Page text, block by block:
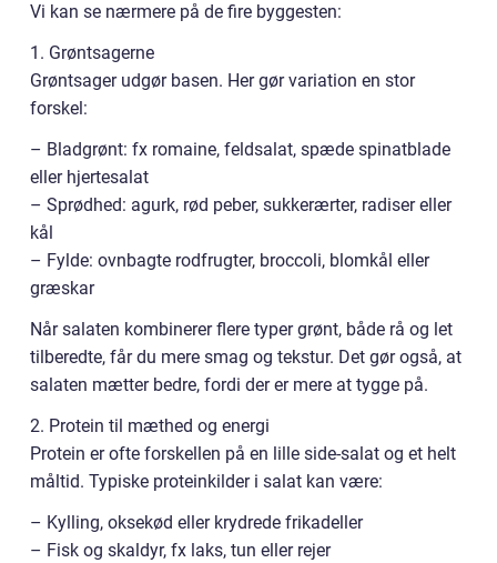
Vi kan se nærmere på de fire byggesten:
1. Grøntsagerne
Grøntsager udgør basen. Her gør variation en stor
forskel:
– Bladgrønt: fx romaine, feldsalat, spæde spinatblade
eller hjertesalat
– Sprødhed: agurk, rød peber, sukkerærter, radiser eller
kål
– Fylde: ovnbagte rodfrugter, broccoli, blomkål eller
græskar
Når salaten kombinerer flere typer grønt, både rå og let
tilberedte, får du mere smag og tekstur. Det gør også, at
salaten mætter bedre, fordi der er mere at tygge på.
2. Protein til mæthed og energi
Protein er ofte forskellen på en lille side-salat og et helt
måltid. Typiske proteinkilder i salat kan være:
– Kylling, oksekød eller krydrede frikadeller
– Fisk og skaldyr, fx laks, tun eller rejer